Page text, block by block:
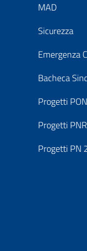
MAD
Sicurezza
Emergenza
Bacheca
Progetti PON
Progetti
Progetti PN